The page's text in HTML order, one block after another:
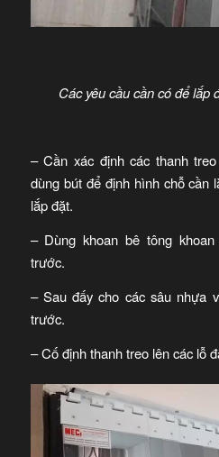
Các yêu cầu cần có để lắp
– Cần xác định các thanh
dùng bút để định hình chỗ cần
lắp đặt.
– Dùng khoan bê tông
trước.
– Sau đấy cho các sâu nhựa
trước.
– Cố định thanh treo lên các lỗ